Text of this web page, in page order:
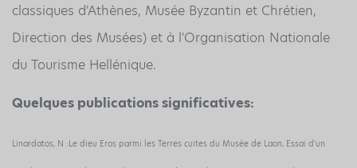
classiques d'Athènes, Musée Byzantin et Chrétien,
Direction des Musées) et à l'Organisation Nationale
du Tourisme Hellénique.
Quelques publications significatives:
Linardatos, N :Le dieu Eros parmi les Terres cuites du Musée de Laon, Essai d'un